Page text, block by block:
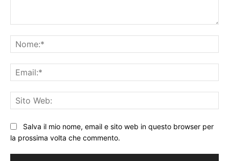
Salva il mio nome, email e sito web in questo browser per
la prossima volta che commento.